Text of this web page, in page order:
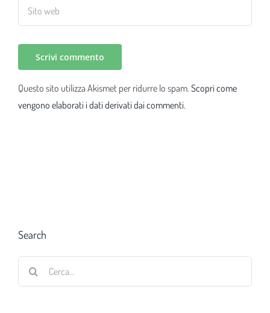
Questo sito utilizza Akismet per ridurre lo spam. Scopri come
vengono elaborati i dati derivati dai commenti.
Search